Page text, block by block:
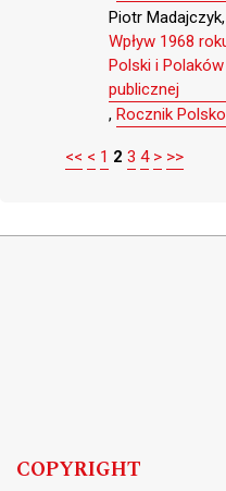
Piotr Madajczyk,
Wpływ 1968
Polski i
publicznej
, Rocznik
<< < 1 2 3 4 > >>
COPYRIGHT